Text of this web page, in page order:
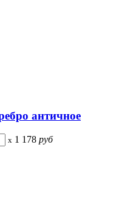
античное
x 1 178 руб